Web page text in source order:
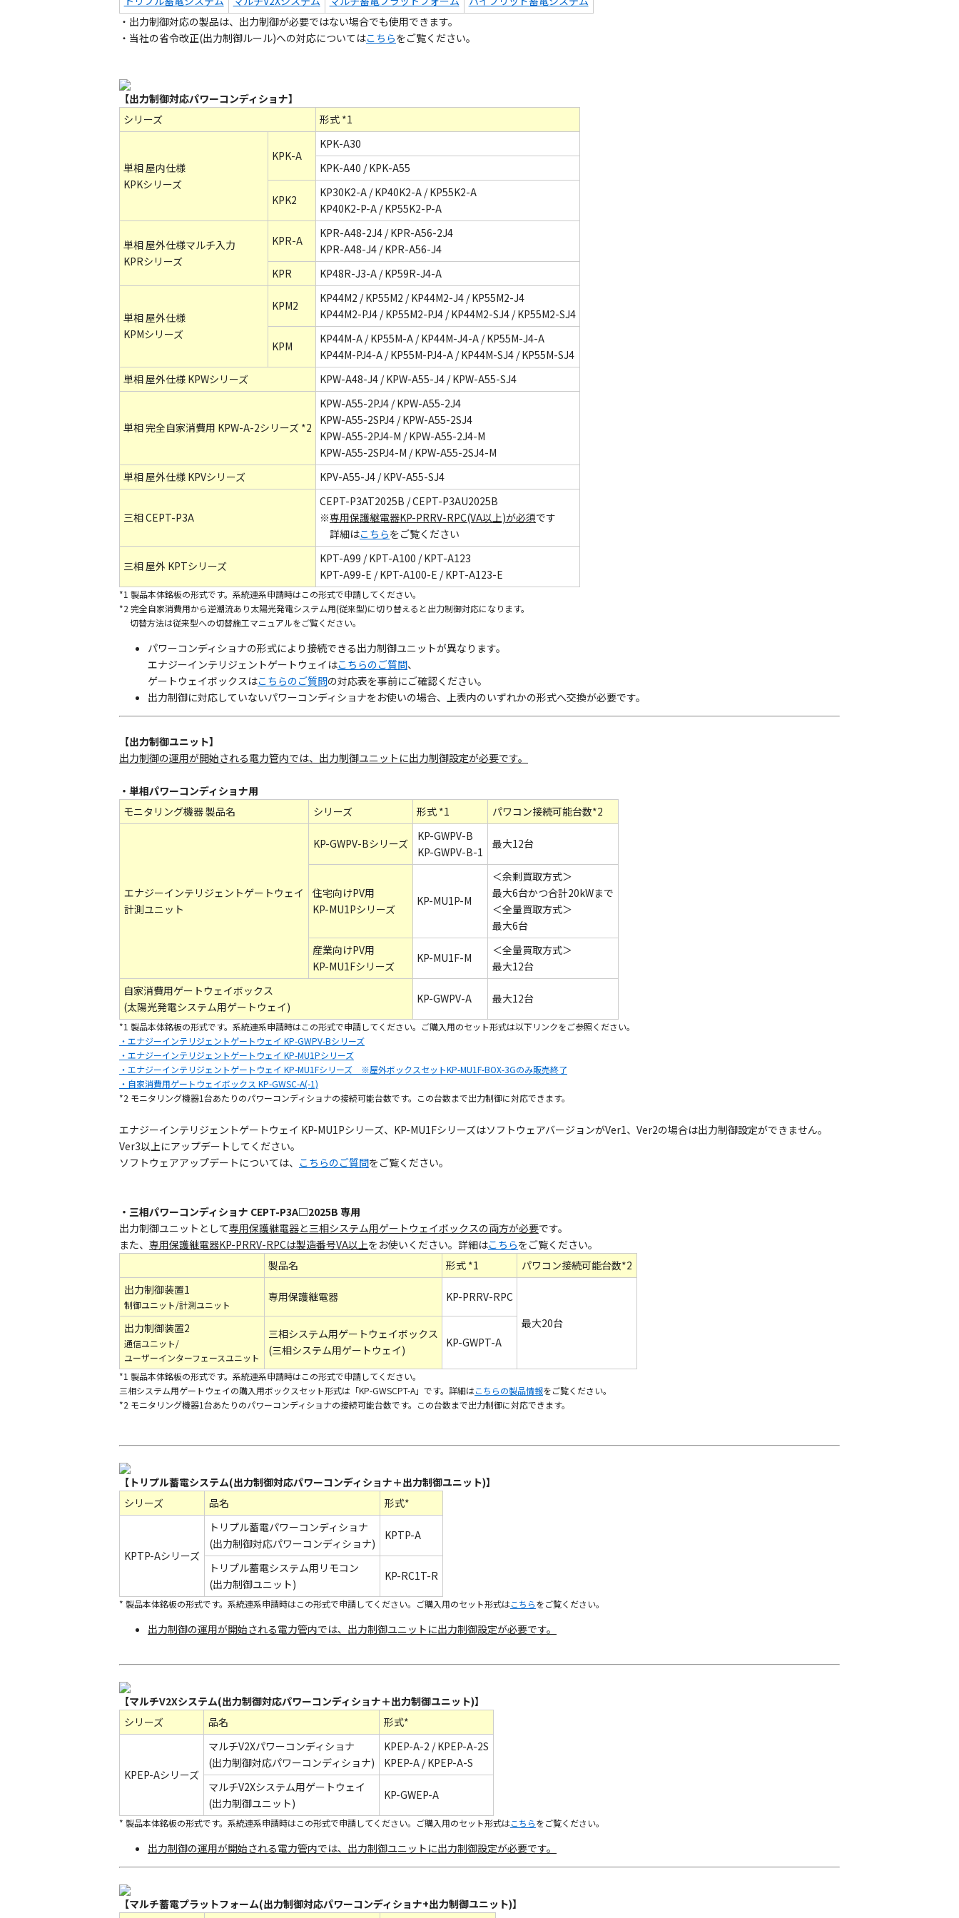
・出力制御対応の製品は、出力制御が必要ではない場合でも使用できます。
・当社の省令改正(出力制御ルール)への対応についてはこちらをご覧ください。
【出力制御対応パワーコンディショナ】
シリーズ
形式 *1
単相 屋内仕様
KPKシリーズ
KPK-A
KPK-A30
KPK-A40 / KPK-A55
KPK2
KP30K2-A / KP40K2-A / KP55K2-A
KP40K2-P-A / KP55K2-P-A
単相 屋外仕様マルチ入力
KPRシリーズ
KPR-A
KPR-A48-2J4 / KPR-A56-2J4
KPR-A48-J4 / KPR-A56-J4
KPR
KP48R-J3-A / KP59R-J4-A
単相 屋外仕様
KPMシリーズ
KPM2
KP44M2 / KP55M2 / KP44M2-J4 / KP55M2-J4
KP44M2-PJ4 / KP55M2-PJ4 / KP44M2-SJ4 / KP55M2-SJ4
KPM
KP44M-A / KP55M-A / KP44M-J4-A / KP55M-J4-A
KP44M-PJ4-A / KP55M-PJ4-A / KP44M-SJ4 / KP55M-SJ4
単相 屋外仕様 KPWシリーズ
KPW-A48-J4 / KPW-A55-J4 / KPW-A55-SJ4
単相 完全自家消費用 KPW-A-2シリーズ *2
KPW-A55-2PJ4 / KPW-A55-2J4
KPW-A55-2SPJ4 / KPW-A55-2SJ4
KPW-A55-2PJ4-M / KPW-A55-2J4-M
KPW-A55-2SPJ4-M / KPW-A55-2SJ4-M
単相 屋外仕様 KPVシリーズ
KPV-A55-J4 / KPV-A55-SJ4
三相 CEPT-P3A
CEPT-P3AT2025B / CEPT-P3AU2025B
※専用保護継電器KP-PRRV-RPC(VA以上)が必須です
詳細はこちらをご覧ください
三相 屋外 KPTシリーズ
KPT-A99 / KPT-A100 / KPT-A123
KPT-A99-E / KPT-A100-E / KPT-A123-E
*1 製品本体銘板の形式です。系統連系申請時はこの形式で申請してください。
*2 完全自家消費用から逆潮流あり太陽光発電システム用(従来型)に切り替えると出力制御対応になります。
切替方法は従来型への切替施工マニュアルをご覧ください。
パワーコンディショナの形式により接続できる出力制御ユニットが異なります。
エナジーインテリジェントゲートウェイはこちらのご質問、
ゲートウェイボックスはこちらのご質問の対応表を事前にご確認ください。
出力制御に対応していないパワーコンディショナをお使いの場合、上表内のいずれかの形式へ交換が必要です。
【出力制御ユニット】
出力制御の運用が開始される電力管内では、出力制御ユニットに出力制御設定が必要です。
・単相パワーコンディショナ用
モニタリング機器 製品名
シリーズ 形式 *1 パワコン接続可能台数*2
エナジーインテリジェントゲートウェイ
計測ユニット
KP-GWPV-Bシリーズ
KP-GWPV-B
KP-GWPV-B-1
最大12台
住宅向けPV用
KP-MU1Pシリーズ
KP-MU1P-M
＜余剰買取方式＞
最大6台かつ合計20kWまで
＜全量買取方式＞
最大6台
産業向けPV用
KP-MU1Fシリーズ
KP-MU1F-M
＜全量買取方式＞
最大12台
自家消費用ゲートウェイボックス
(太陽光発電システム用ゲートウェイ)
KP-GWPV-A 最大12台
*1 製品本体銘板の形式です。系統連系申請時はこの形式で申請してください。ご購入用のセット形式は以下リンクをご参照ください。
・エナジーインテリジェントゲートウェイ KP-GWPV-Bシリーズ
・エナジーインテリジェントゲートウェイ KP-MU1Pシリーズ
・エナジーインテリジェントゲートウェイ KP-MU1Fシリーズ ※屋外ボックスセットKP-MU1F-BOX-3Gのみ販売終了
・自家消費用ゲートウェイボックス KP-GWSC-A(-1)
*2 モニタリング機器1台あたりのパワーコンディショナの接続可能台数です。この台数まで出力制御に対応できます。
エナジーインテリジェントゲートウェイ KP-MU1Pシリーズ、KP-MU1FシリーズはソフトウェアバージョンがVer1、Ver2の場合は出力制御設定ができません。
Ver3以上にアップデートしてください。
ソフトウェアアップデートについては、 こちらのご質問をご覧ください。
・三相パワーコンディショナ CEPT-P3A□2025B 専用
出力制御ユニットとして専用保護継電器と三相システム用ゲートウェイボックスの両方が必要です。
また、 専用保護継電器KP-PRRV-RPCは製造番号VA以上をお使いください。詳細はこちらをご覧ください。
製品名
形式 *1
パワコン接続可能台数*2
出力制御装置1
制御ユニット/計測ユニット
専用保護継電器
KP-PRRV-RPC
最大20台
出力制御装置2
通信ユニット/
ユーザーインターフェースユニット
三相システム用ゲートウェイボックス
(三相システム用ゲートウェイ)
KP-GWPT-A
*1 製品本体銘板の形式です。系統連系申請時はこの形式で申請してください。
三相システム用ゲートウェイの購入用ボックスセット形式は「KP-GWSCPT-A」です。詳細はこちらの製品情報をご覧ください。
*2 モニタリング機器1台あたりのパワーコンディショナの接続可能台数です。この台数まで出力制御に対応できます。
【トリプル蓄電システム(出力制御対応パワーコンディショナ＋出力制御ユニット)】
シリーズ
品名 形式*
KPTP-Aシリーズ
トリプル蓄電パワーコンディショナ
(出力制御対応パワーコンディショナ)
KPTP-A
トリプル蓄電システム用リモコン
(出力制御ユニット)
KP-RC1T-R
* 製品本体銘板の形式です。系統連系申請時はこの形式で申請してください。ご購入用のセット形式はこちらをご覧ください。
出力制御の運用が開始される電力管内では、出力制御ユニットに出力制御設定が必要です。
【マルチV2Xシステム(出力制御対応パワーコンディショナ＋出力制御ユニット)】
シリーズ
品名 形式*
KPEP-Aシリーズ
マルチV2Xパワーコンディショナ
(出力制御対応パワーコンディショナ)
KPEP-A-2 / KPEP-A-2S
KPEP-A / KPEP-A-S
マルチV2Xシステム用ゲートウェイ
(出力制御ユニット)
KP-GWEP-A
* 製品本体銘板の形式です。系統連系申請時はこの形式で申請してください。ご購入用のセット形式はこちらをご覧ください。
出力制御の運用が開始される電力管内では、出力制御ユニットに出力制御設定が必要です。
【マルチ蓄電プラットフォーム(出力制御対応パワーコンディショナ+出力制御ユニット)】